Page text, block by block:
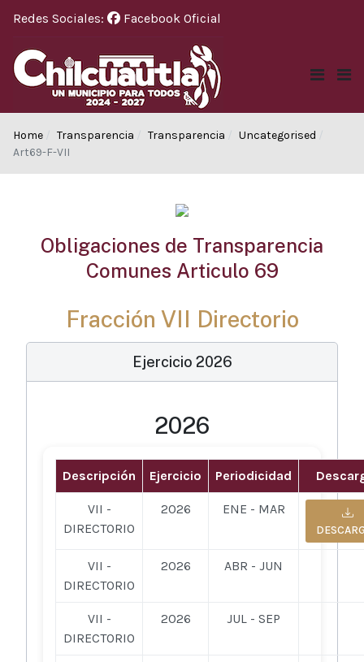
Redes Sociales: Facebook Oficial
Home Transparencia Transparencia
Uncategorised
Art69-F-VII
Obligaciones de Transparencia
Comunes Articulo 69
Fracción VII Directorio
Ejercicio 2026
2026
Descripción Ejercicio Periodicidad
VII -
DIRECTORIO
2026 ENE - MAR
VII -
DIRECTORIO
2026 ABR - JUN
VII -
DIRECTORIO
2026 JUL - SEP